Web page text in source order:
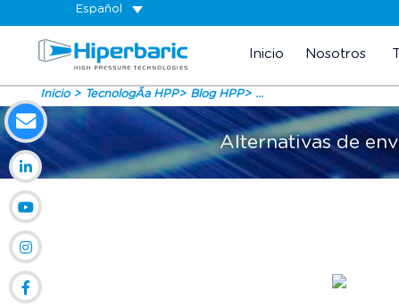
Español
Inicio Nosotros
Inicio TecnologÃ­a HPP Blog HPP ...
Alternativas de